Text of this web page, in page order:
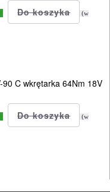
(w
90 C wkrętarka 64Nm 18V
(w